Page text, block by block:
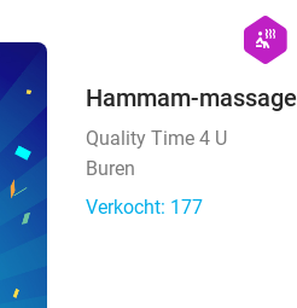
hexagon
wellness
Hammam-
Quality Time 4 U
Buren
Verkocht: 177